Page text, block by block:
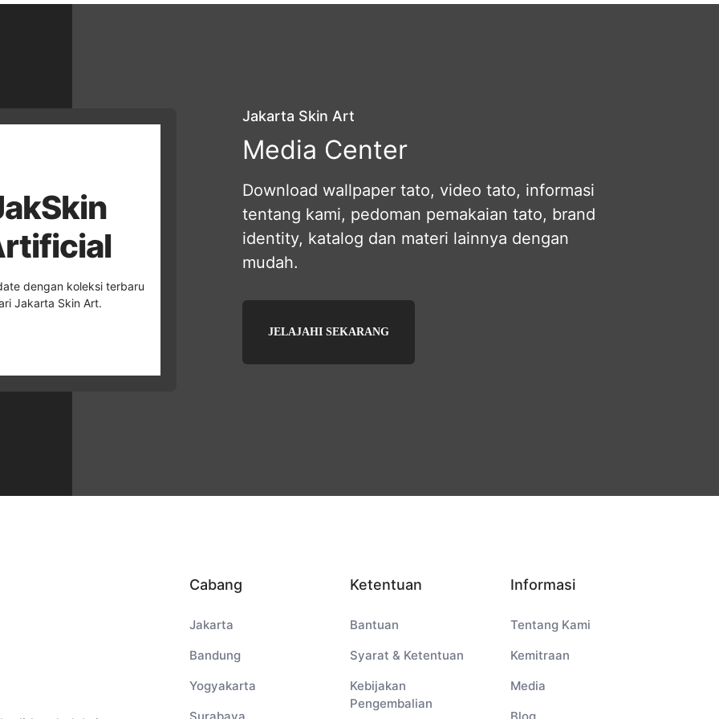
dengan koleksi terbaru
Jakarta Skin Art.
Jakarta Skin Art
Media Center
Download wallpaper tato, video tato, informasi
tentang kami, pedoman pemakaian tato, brand
identity, katalog dan materi lainnya dengan
mudah.
JELAJAHI SEKARANG
Cabang
Jakarta
Bandung
Yogyakarta
Ketentuan
Bantuan
Syarat & Ketentuan
Kebijakan
Pengembalian
Informasi
Tentang Kami
Kemitraan
Media